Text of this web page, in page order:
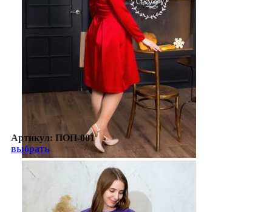
Артикул: ПОП-001
выбрать